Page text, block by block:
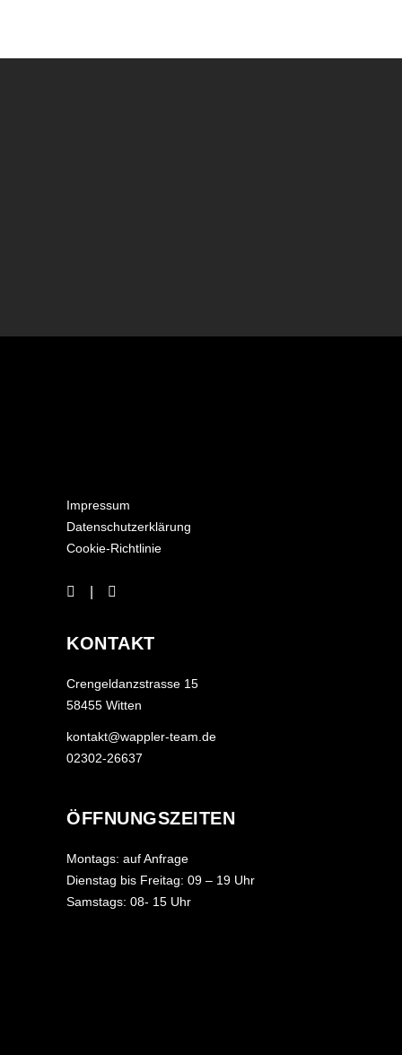
Impressum
Datenschutzerklärung
Cookie-Richtlinie
KONTAKT
Crengeldanzstrasse 15
58455 Witten
kontakt@wappler-team.de
02302-26637
ÖFFNUNGSZEITEN
Montags: auf Anfrage
Dienstag bis Freitag: 09 – 19 Uhr
Samstags: 08- 15 Uhr